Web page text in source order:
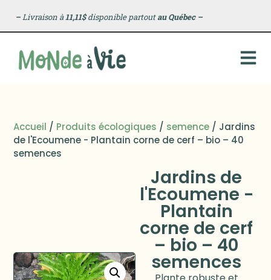
–Livraison à11,11$disponible partoutau Québec –
Accueil / Produits écologiques / semence / Jardins
de l'Ecoumene - Plantain corne de cerf – bio – 40
semences
Jardins de
l'Ecoumene -
Plantain
corne de cerf
– bio – 40
semences